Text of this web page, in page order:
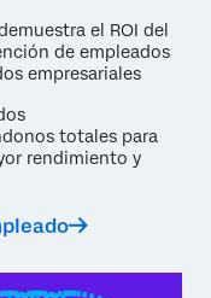
el ROI del
de empleados
empresariales
totales para
rendimiento y